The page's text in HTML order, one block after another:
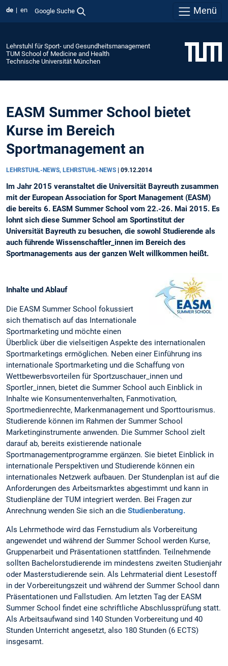
de en Google Suche Menü
Lehrstuhl für Sport- und Gesundheitsmanagement
TUM School of Medicine and Health
Technische Universität München
EASM Summer School bietet
Kurse im Bereich
Sportmanagement an
LEHRSTUHL-NEWS, LEHRSTUHL-NEWS 09.12.2014
Im Jahr 2015 veranstaltet die Universität Bayreuth zusammen
mit der European Association for Sport Management (EASM)
die bereits 6. EASM Summer School vom 22.-26. Mai 2015. Es
lohnt sich diese Summer School am Sportinstitut der
Universität Bayreuth zu besuchen, die sowohl Studierende als
auch führende Wissenschaftler_innen im Bereich des
Sportmanagements aus der ganzen Welt willkommen heißt.
Inhalte und Ablauf
Die EASM Summer School fokussiert
sich thematisch auf das Internationale
Sportmarketing und möchte einen
Überblick über die vielseitigen Aspekte des internationalen
Sportmarketings ermöglichen. Neben einer Einführung ins
internationale Sportmarketing und die Schaffung von
Wettbewerbsvorteilen für Sportzuschauer_innen und
Sportler_innen, bietet die Summer School auch Einblick in
Inhalte wie Konsumentenverhalten, Fanmotivation,
Sportmedienrechte, Markenmanagement und Sporttourismus.
Studierende können im Rahmen der Summer School
Marketinginstrumente anwenden. Die Summer School zielt
darauf ab, bereits existierende nationale
Sportmanagementprogramme ergänzen. Sie bietet Einblick in
internationale Perspektiven und Studierende können ein
internationales Netzwerk aufbauen. Der Stundenplan ist auf die
Anforderungen des Arbeitsmarktes abgestimmt und kann in
Studienpläne der TUM integriert werden. Bei Fragen zur
Anrechnung wenden Sie sich an die Studienberatung.
Als Lehrmethode wird das Fernstudium als Vorbereitung
angewendet und während der Summer School werden Kurse,
Gruppenarbeit und Präsentationen stattfinden. Teilnehmende
sollten Bachelorstudierende im mindestens zweiten Studienjahr
oder Masterstudierende sein. Als Lehrmaterial dient Lesestoff
in der Vorbereitungszeit und während der Summer School dann
Präsentationen und Fallstudien. Am letzten Tag der EASM
Summer School findet eine schriftliche Abschlussprüfung statt.
Als Arbeitsaufwand sind 140 Stunden Vorbereitung und 40
Stunden Unterricht angesetzt, also 180 Stunden (6 ECTS)
insgesamt.